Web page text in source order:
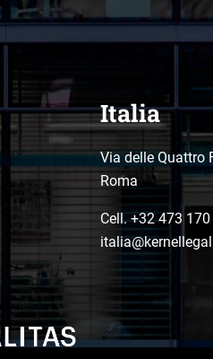
Italia
Via delle Quattro
Roma
Cell. +32 473